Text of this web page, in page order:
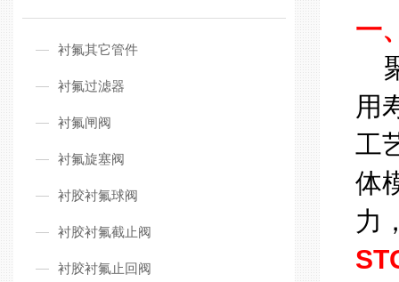
衬氟其它管件
衬氟过滤器
衬氟闸阀
衬氟旋塞阀
衬胶衬氟球阀
衬胶衬氟截止阀
衬胶衬氟止回阀
一
用
工
体
力